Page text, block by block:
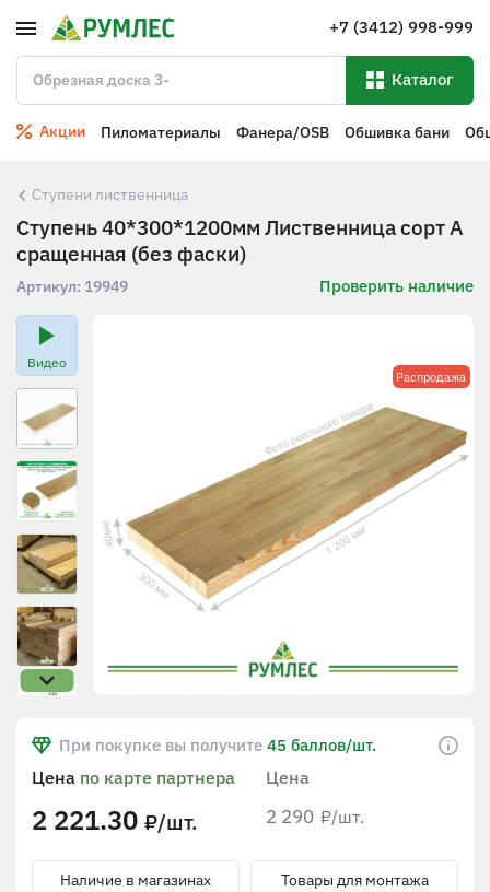
+7 (3412) 998-999
Каталог
Акции Пиломатериалы Фанера/OSB Обшивка бани
Ступени лиственница
Ступень 40*300*1200мм Лиственница сорт A
сращенная (без фаски)
Артикул: 19949 Проверить наличие
Распродажа
Видео
При покупке вы получите 45 баллов/шт.
Цена
2 290 ₽/шт.
Цена по карте партнера
2 221.30 ₽/шт.
Наличие в магазинах Товары для монтажа